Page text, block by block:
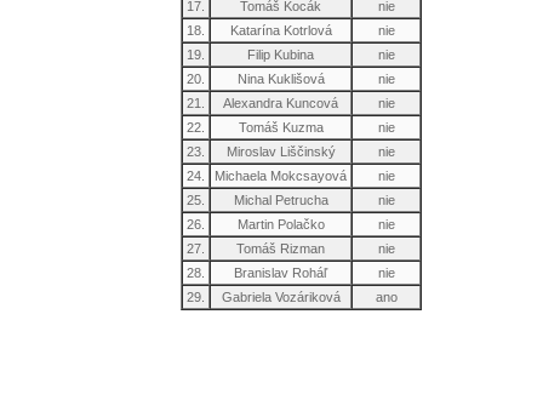
17.
Tomáš Kocák
nie
18.
Katarína Kotrlová
nie
19.
Filip Kubina
nie
20.
Nina Kuklišová
nie
21.
Alexandra Kuncová
nie
22.
Tomáš Kuzma
nie
23.
Miroslav Liščinský
nie
24.
Michaela Mokcsayová
nie
25.
Michal Petrucha
nie
26.
Martin Polačko
nie
27.
Tomáš Rizman
nie
28.
Branislav Roháľ
nie
29.
Gabriela Vozáriková ano